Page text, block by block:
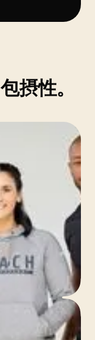
摂性。